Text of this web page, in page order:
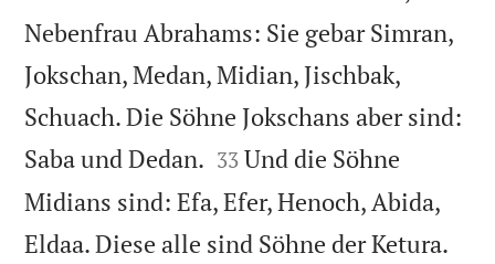
Nebenfrau Abrahams: Sie gebar Simran,
Jokschan, Medan, Midian, Jischbak,
Schuach. Die Söhne Jokschans aber sind:
Saba und Dedan. 

33 Und die Söhne
Midians sind: Efa, Efer, Henoch, Abida,
Eldaa. Diese alle sind Söhne der Ketura.